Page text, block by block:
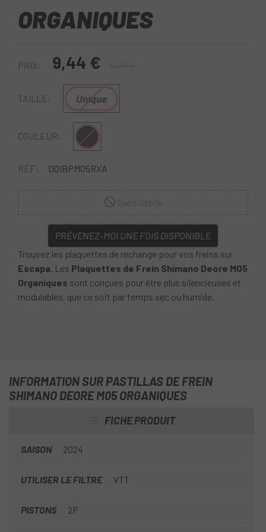
ORGANIQUES
PRIX: 9,44 €
TAILLE: Unique
COULEUR: Multi
RÉF: DQIBPM05RXA
PRÉVENEZ-MOI UNE FOIS DISPONIBLE
Trouvez les plaquettes de rechange pour vos freins sur
Escapa. Les Plaquettes de Frein Shimano Deore M05
Organiques sont conçues pour être plus silencieuses et
modulables, que ce soit par temps sec ou humide.
INFORMATION SUR PASTILLAS DE FREIN
SHIMANO DEORE M05 ORGANIQUES
FICHE PRODUIT
SAISON 2024
UTILISER LE FILTRE VTT
PISTONS 2P